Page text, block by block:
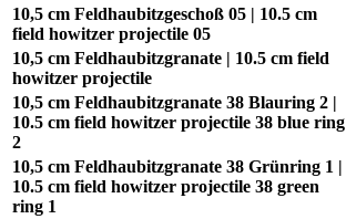
10,5 cm Feldhaubitzgeschoß 05 | 10.5 cm
field howitzer projectile 05
10,5 cm Feldhaubitzgranate | 10.5 cm field
howitzer projectile
10,5 cm Feldhaubitzgranate 38 Blauring 2 |
10.5 cm field howitzer projectile 38 blue ring
2
10,5 cm Feldhaubitzgranate 38 Grünring 1 |
10.5 cm field howitzer projectile 38 green
ring 1